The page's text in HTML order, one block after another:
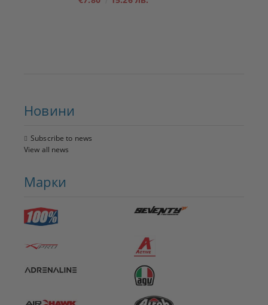
Новини
Subscribe to news
View all news
Марки